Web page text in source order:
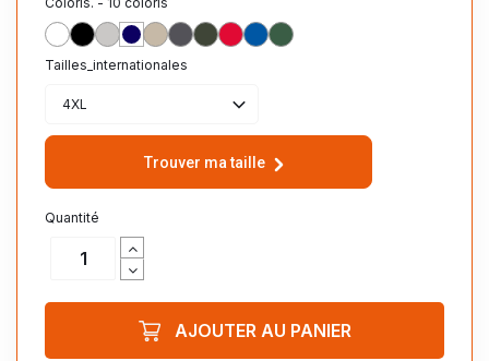
BLANCNOIRGRISMARINEBEIGEANTHRACITE
OLIVEROUGEROYALVERT_BOUTEILLE
Tailles_internationales
4XL
Trouver ma taille
Quantité
AJOUTER AU PANIER